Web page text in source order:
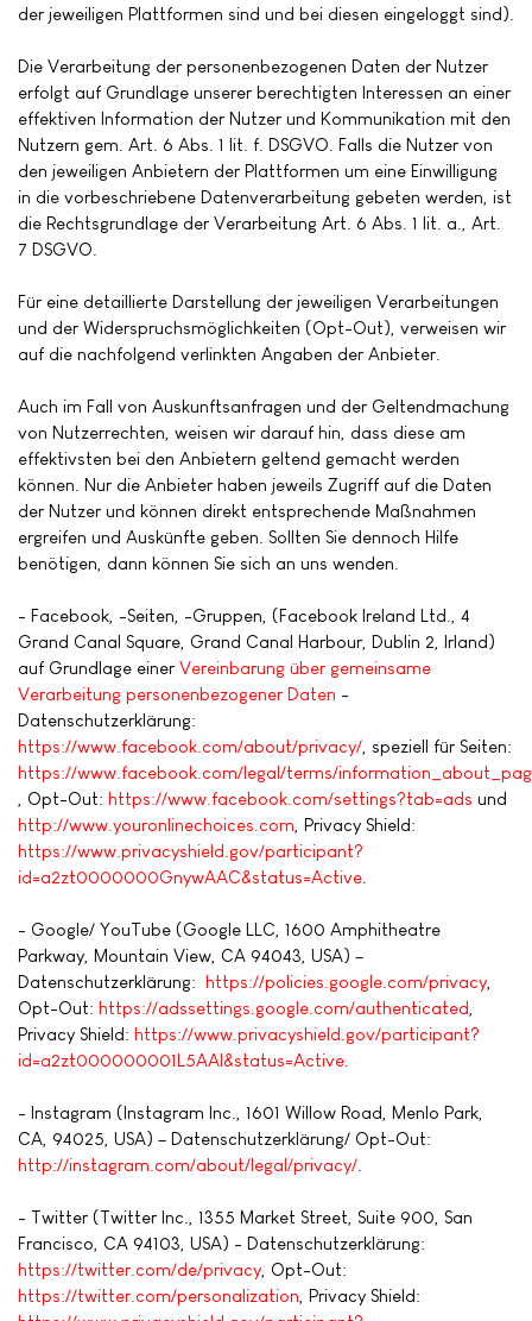
der jeweiligen Plattformen sind und bei diesen eingeloggt sind).
Die Verarbeitung der personenbezogenen Daten der Nutzer
erfolgt auf Grundlage unserer berechtigten Interessen an einer
effektiven Information der Nutzer und Kommunikation mit den
Nutzern gem. Art. 6 Abs. 1 lit. f. DSGVO. Falls die Nutzer von
den jeweiligen Anbietern der Plattformen um eine Einwilligung
in die vorbeschriebene Datenverarbeitung gebeten werden, ist
die Rechtsgrundlage der Verarbeitung Art. 6 Abs. 1 lit. a., Art.
7 DSGVO.
Für eine detaillierte Darstellung der jeweiligen Verarbeitungen
und der Widerspruchsmöglichkeiten (Opt-Out), verweisen wir
auf die nachfolgend verlinkten Angaben der Anbieter.
Auch im Fall von Auskunftsanfragen und der Geltendmachung
von Nutzerrechten, weisen wir darauf hin, dass diese am
effektivsten bei den Anbietern geltend gemacht werden
können. Nur die Anbieter haben jeweils Zugriff auf die Daten
der Nutzer und können direkt entsprechende Maßnahmen
ergreifen und Auskünfte geben. Sollten Sie dennoch Hilfe
benötigen, dann können Sie sich an uns wenden.
- Facebook, -Seiten, -Gruppen, (Facebook Ireland Ltd., 4
Grand Canal Square, Grand Canal Harbour, Dublin 2, Irland)
auf Grundlage einer Vereinbarung über gemeinsame
Verarbeitung personenbezogener Daten -
Datenschutzerklärung:
https://www.facebook.com/about/privacy/ , speziell für Seiten:
https://www.facebook.com/legal/terms/
, Opt-Out: https://www.facebook.com/settings?tab=ads und
http://www.youronlinechoices.com , Privacy Shield:
https://www.privacyshield.gov/participant?
id=a2zt0000000GnywAAC&status=Active
- Google/ YouTube (Google LLC, 1600 Amphitheatre
Parkway, Mountain View, CA 94043, USA) –
Datenschutzerklärung: https://policies.google.com/privacy
Opt-Out: https://adssettings.google.com/authenticated
Privacy Shield: https://www.privacyshield.gov/participant?
id=a2zt000000001L5AAI&status=Active
- Instagram (Instagram Inc., 1601 Willow Road, Menlo Park,
CA, 94025, USA) – Datenschutzerklärung/ Opt-Out:
http://instagram.com/about/legal/privacy/
- Twitter (Twitter Inc., 1355 Market Street, Suite 900, San
Francisco, CA 94103, USA) - Datenschutzerklärung:
https://twitter.com/de/privacy , Opt-Out:
https://twitter.com/personalization , Privacy Shield: